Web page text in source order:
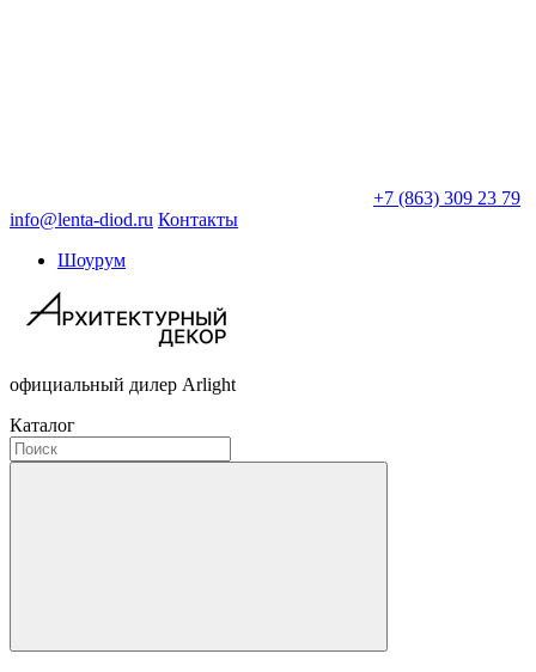
+7 (863) 309 23 79
info@lenta-diod.ru Контакты
Шоурум
официальный дилер Arlight
Каталог